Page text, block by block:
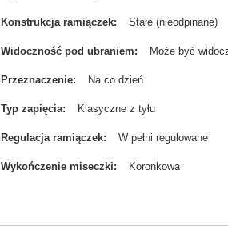
Konstrukcja ramiączek Stałe (nieodpinane)
Widoczność pod ubraniem Może być
Przeznaczenie Na co dzień
Typ zapięcia Klasyczne z tyłu
Regulacja ramiączek W pełni regulowane
Wykończenie miseczki Koronkowa